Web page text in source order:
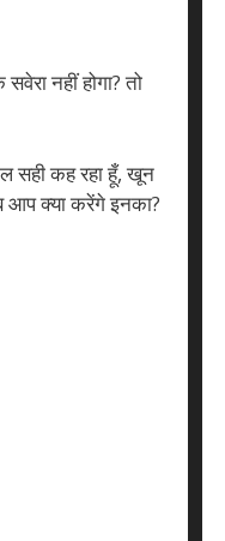
नहीं होगा? तो
सही कह रहा हूँ, खून
क्या करेंगे इनका?